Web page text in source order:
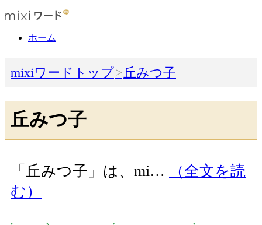
ホーム
mixiワードトップ 丘みつ子
丘みつ子
「丘みつ子」は、mi…
（全文を読
む）